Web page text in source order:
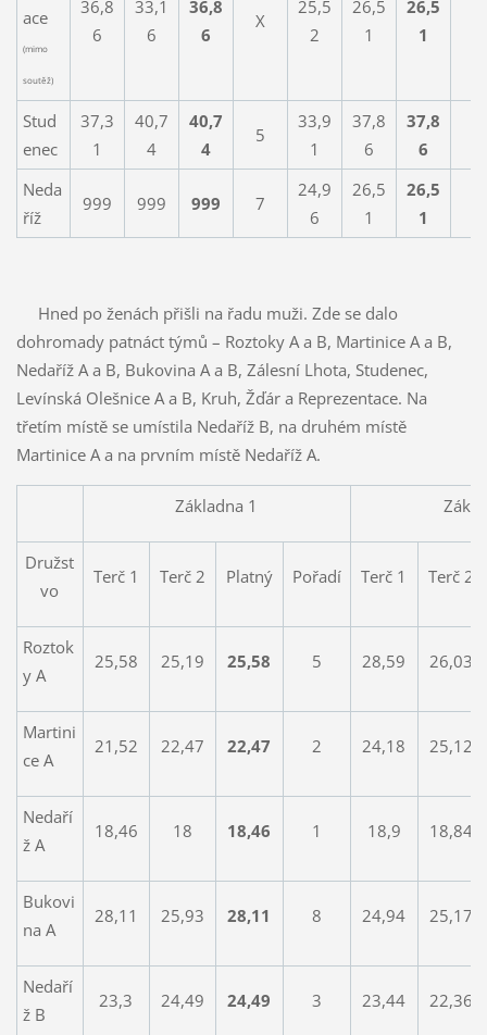
ace
(mimo
soutěž)
36,8
6
33,1
6
36,8
6
X
25,5
2
26,5
1
26,5
1
Stud
enec
37,3
1
40,7
4
40,7
4
5
33,9
1
37,8
6
37,8
6
Neda
říž
999 999 999 7
24,9
6
26,5
1
26,5
1
Hned po ženách přišli na řadu muži. Zde se dalo
dohromady patnáct týmů – Roztoky A a B, Martinice A a B,
Nedaříž A a B, Bukovina A a B, Zálesní Lhota, Studenec,
Levínská Olešnice A a B, Kruh, Žďár a Reprezentace. Na
třetím místě se umístila Nedaříž B, na druhém místě
Martinice A a na prvním místě Nedaříž A.
Základna 1
Družst
vo
Terč 1 Terč 2 Platný Pořadí Terč 1 Terč 2
Roztok
y A
25,58 25,19 25,58 5 28,59 26,03
Martini
ce A
21,52 22,47 22,47 2 24,18 25,12
Nedaří
ž A
18,46 18 18,46 1 18,9 18,84
Bukovi
na A
28,11 25,93 28,11 8 24,94 25,17
Nedaří
ž B
23,3 24,49 24,49 3 23,44 22,36